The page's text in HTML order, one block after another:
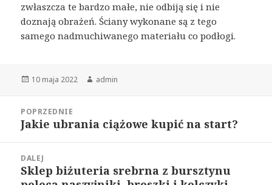
zwłaszcza te bardzo małe, nie odbiją się i nie
doznają obrażeń. Ściany wykonane są z tego
samego nadmuchiwanego materiału co podłogi.
Opublikowano
10 maja 2022 Autor
admin
wpisuPOPRZEDNIE
Poprzedni
Jakie ubrania ciążowe kupić na start?
DALEJ
Następny
Sklep biżuteria srebrna z bursztynu